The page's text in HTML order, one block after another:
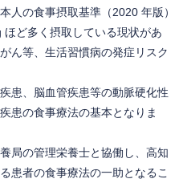
人の食事摂取基準（2020 年版）
ど多く摂取している現状があ
ん等、生活習慣病の発症リスク
患、脳血管疾患等の動脈硬化性
患の食事療法の基本となりま
局の管理栄養士と協働し、高知
患者の食事療法の一助となるこ